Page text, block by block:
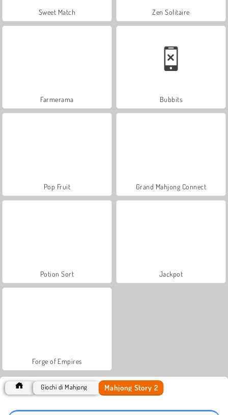
Sweet Match Zen Solitaire
Farmerama Bubbits
Pop Fruit Grand Mahjong Connect
Potion Sort Jackpot
Forge of Empires
Giochi di Mahjong Mahjong Story 2